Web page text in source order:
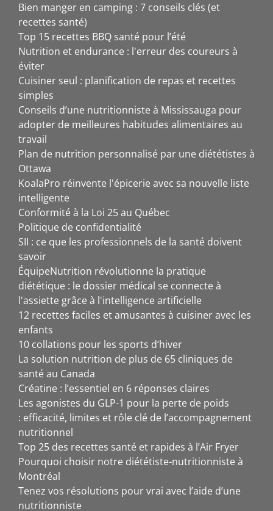
Bien manger en camping : 7 conseils clés (et
recettes santé)
Top 15 recettes BBQ santé pour l’été
Nutrition et endurance : l'erreur des coureurs à
éviter
Cuisiner seul : planification de repas et recettes
simples
Conseils d’une nutritionniste à Mississauga pour
adopter de meilleures habitudes alimentaires au
travail
Plan de nutrition personnalisé par une diététistes à
Ottawa
KoalaPro réinvente l'épicerie avec sa nouvelle liste
intelligente
Conformité à la Loi 25 au Québec
Politique de confidentialité
SII : ce que les professionnels de la santé doivent
savoir
ÉquipeNutrition révolutionne la pratique
diététique : le dossier médical se connecte à
l'assiette grâce à l'intelligence artificielle
12 recettes faciles et amusantes à cuisiner avec les
enfants
10 collations pour les sports d’hiver
La solution nutrition de plus de 65 cliniques de
santé au Canada
Créatine : l’essentiel en 6 réponses claires
Les agonistes du GLP-1 pour la perte de poids
: efficacité, limites et rôle clé de l’accompagnement
nutritionnel
Top 25 des recettes santé et rapides à l’Air Fryer
Pourquoi choisir notre diététiste-nutritionniste à
Montréal
Tenez vos résolutions pour vrai avec l’aide d’une
nutritionniste